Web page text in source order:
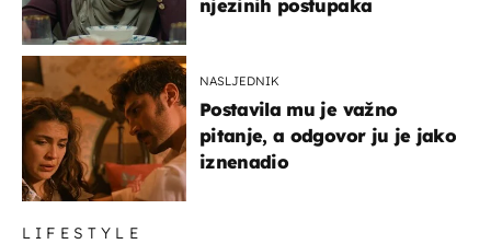
njezinih postupaka
NASLJEDNIK
Postavila mu je važno
pitanje, a odgovor ju je jako
iznenadio
LIFESTYLE